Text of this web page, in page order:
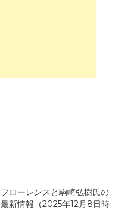
フローレンスと駒崎弘樹氏の
最新情報（2025年12月8日時